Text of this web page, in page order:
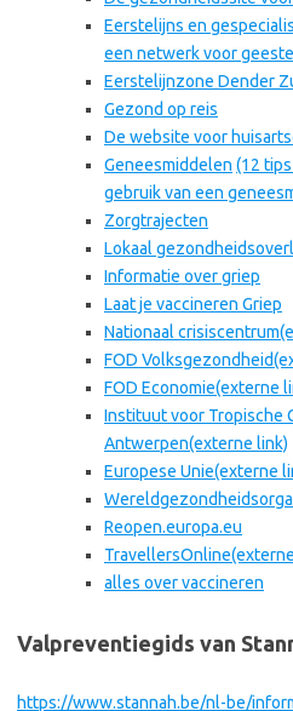
Eerstelijns en
een netwerk voor
Eerstelijnzone Dender
Gezond op reis
De website voor
Geneesmiddelen (12
gebruik van een
Zorgtrajecten
Lokaal
Informatie over griep
Laat je vaccineren Griep
Nationaal crisiscentrum
FOD Volksgezondheid
FOD Economie(externe
Instituut voor Tropische
Antwerpen(externe link)
Europese Unie(externe
Reopen.europa.eu
TravellersOnline
alles over vaccineren
Valpreventiegids van
https://www.stannah.be/nl-be/